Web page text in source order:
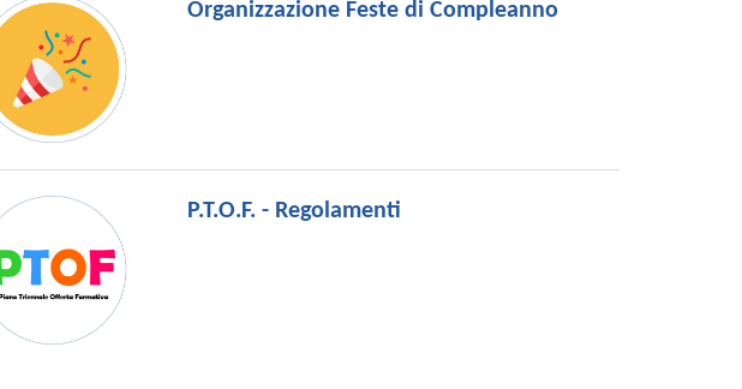
Organizzazione Feste di Compleanno
P.T.O.F. - Regolamenti